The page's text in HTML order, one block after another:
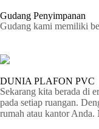
Gudang Penyimpanan
Gudang kami memiliki
DUNIA PLAFON PVC
Sekarang kita berada di
pada setiap ruangan.
rumah atau kantor Anda.